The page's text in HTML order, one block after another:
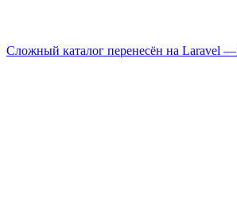
Сложный каталог перенесён на Laravel —